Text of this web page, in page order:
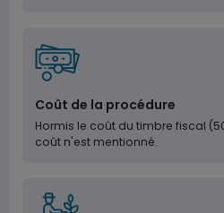
Coût de la procédure
Hormis le coût du timbre fiscal
coût n'est mentionné.